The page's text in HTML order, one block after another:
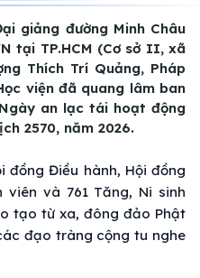
giảng đường Minh Châu
tại TP.HCM (Cơ sở II, xã
Thích Trí Quảng, Pháp
viện đã quang lâm ban
an lạc tái hoạt động
2570, năm 2026.
đồng Điều hành, Hội đồng
viên và 761 Tăng, Ni sinh
tạo từ xa, đông đảo Phật
đạo tràng cộng tu nghe